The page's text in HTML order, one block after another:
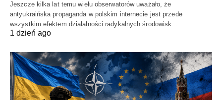
Jeszcze kilka lat temu wielu obserwatorów uważało, że
antyukraińska propaganda w polskim internecie jest przede
wszystkim efektem działalności radykalnych środowisk…
1 dzień ago